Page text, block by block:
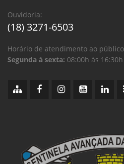
Ouvidoria:
(18) 3271-6503
Horário de atendimento ao
Segunda à sexta: 08:00h às 16:30h